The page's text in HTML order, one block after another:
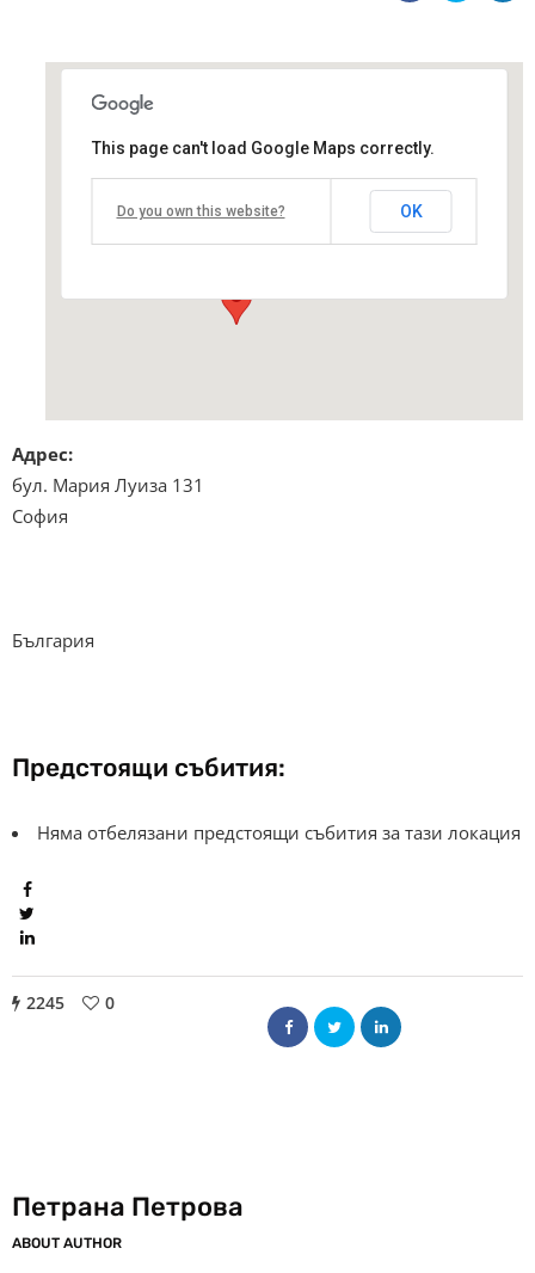
Хотел „Рамада“
бул. Мария Луиза 131 - София
This page can't load Google Maps correctly.
Do you own this website? OK
Адрес:
бул. Мария Луиза 131
София
България
Предстоящи събития:
Няма отбелязани предстоящи събития за тази локация
2245 0
Петрана Петрова
ABOUT AUTHOR